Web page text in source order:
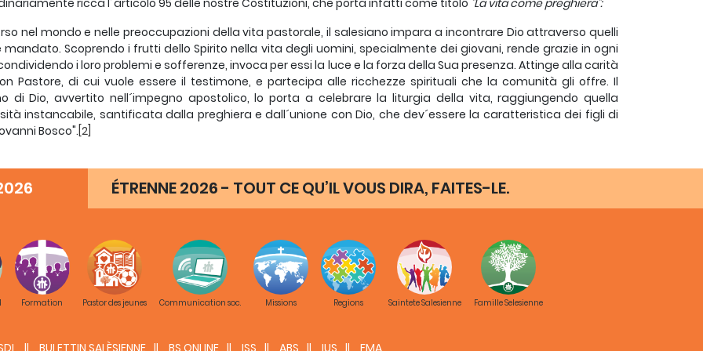
ricca l´articolo 95 delle nostre Costituzioni, che porta infatti come titolo "La vita come preghiera":
nel mondo e nelle preoccupazioni della vita pastorale, il salesiano impara a incontrare Dio attraverso quelli
mandato. Scoprendo i frutti dello Spirito nella vita degli uomini, specialmente dei giovani, rende grazie in ogni
i loro problemi e sofferenze, invoca per essi la luce e la forza della Sua presenza. Attinge alla carità
Pastore, di cui vuole essere il testimone, e partecipa alle ricchezze spirituali che la comunità gli offre. Il
di Dio, avvertito nell´impegno apostolico, lo porta a celebrare la liturgia della vita, raggiungendo quella
instancabile, santificata dalla preghiera e dall´unione con Dio, che dev´essere la caratteristica dei figli di
Bosco". [2]
ad experimentum
tra preghiera e lavoro: "Al salesiano, immerso nel mondo e nelle preoccupazioni della vita apostolica,
con Dio nella libertà e spontaneità di figlio può talvolta riuscire difficile".Era senza dubbio una costatazione
si diceva: "il bisogno interiore di Dio ci porta a vivere in Lui la liturgia della vita, offrendo noi stessi nel quotidiano
´come ostie vive, sante e gradite a Dio´ (Rm 12,1)"(Cost.67, 1972). Anche questo è vero, e rispecchia tutta la
spirituale della Chiesa, ma possiamo domandarci: non è troppo generico, in maniera tale che può
a qualsiasi lavoro, e a qualsiasi tipo di spiritualità?
salesianamente
ÉTRENNE 2026 - TOUT CE QU’IL VOUS DIRA, FAITES-LE.
Formation Pastor des jeunes Communication soc. Missions Regions Saintete Salesienne Famille Selesienne